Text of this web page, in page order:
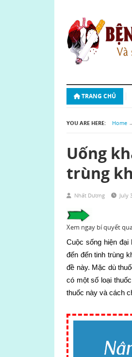
TRANG CHỦ
YOU ARE HERE: Home
Uống
trùng
Nhất Dương July
Xem ngay bí quyết
Cuộc sống hiện đại
đến đến tinh trùng
đề này. Mặc dù
có một số loại
thuốc này và cách